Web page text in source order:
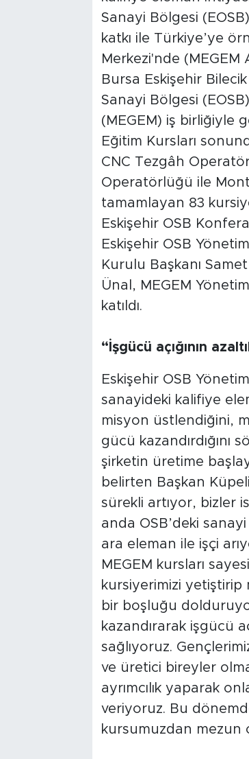
Sanayi Bölgesi
katkı ile Türkiye’ye
Merkezi'nde (MEGEM
Bursa Eskişehir
Sanayi Bölgesi
(MEGEM) iş birliğiyle
Eğitim Kursları
CNC Tezgâh
Operatörlüğü ile
tamamlayan 83
Eskişehir OSB
Eskişehir OSB
Kurulu Başkanı
Ünal, MEGEM
katıldı.
“İşgücü açığının
Eskişehir OSB
sanayideki kalifiye
misyon üstlendiğini,
gücü kazandırdığını
şirketin üretime
belirten Başkan
sürekli artıyor, bizler
anda OSB’deki
ara eleman ile işçi
MEGEM kursları
kursiyerimizi yetiştirip
bir boşluğu
kazandırarak işgücü
sağlıyoruz.
ve üretici bireyler
ayrımcılık yaparak
veriyoruz. Bu
kursumuzdan mezun